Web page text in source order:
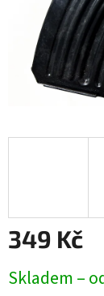
349 Kč
cena:
Skladem –